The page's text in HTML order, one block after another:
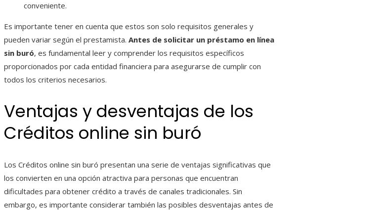
conveniente.
Es importante tener en cuenta que estos son solo requisitos generales y
pueden variar según el prestamista. Antes de solicitar un préstamo en línea
sin buró, es fundamental leer y comprender los requisitos específicos
proporcionados por cada entidad financiera para asegurarse de cumplir con
todos los criterios necesarios.
Ventajas y desventajas de los
Créditos online sin buró
Los Créditos online sin buró presentan una serie de ventajas significativas que
los convierten en una opción atractiva para personas que encuentran
dificultades para obtener crédito a través de canales tradicionales. Sin
embargo, es importante considerar también las posibles desventajas antes de